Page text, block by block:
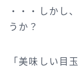
・・・しかし、
うか？
「美味しい目